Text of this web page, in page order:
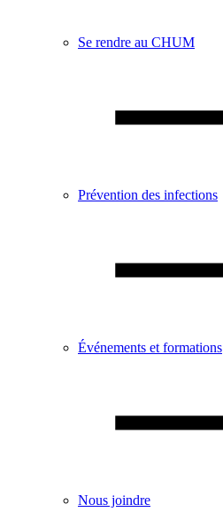
Se rendre au CHUM
Prévention des infections
Événements et formations
Nous joindre